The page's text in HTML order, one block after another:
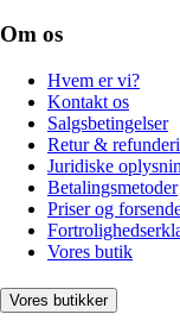
Om os
Hvem er vi?
Kontakt os
Salgsbetingelser
Retur &
Juridiske
Betalingsmetoder
Priser og
Vores butik
Vores butikker